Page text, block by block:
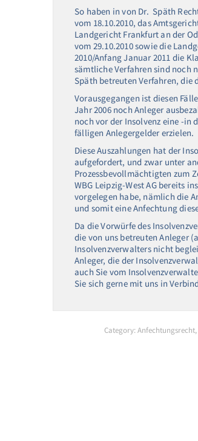
So haben in von Dr. Späth
vom 18.10.2010, das
Landgericht Frankfurt an der
vom 29.10.2010 sowie die
2010/Anfang Januar 2011 die
sämtliche Verfahren sind noch
Späth betreuten Verfahren, die
Vorausgegangen ist diesen
Jahr 2006 noch Anleger
noch vor der Insolvenz eine -in
fälligen Anlegergelder erzielen.
Diese Auszahlungen hat der
aufgefordert, und zwar unter
Prozessbevollmächtigten zum
WBG Leipzig-West AG bereits
vorgelegen habe, nämlich die
und somit eine Anfechtung
Da die Vorwürfe des
die von uns betreuten Anleger
Insolvenzverwalters nicht
Anleger, die der
auch Sie vom
Sie sich gerne mit uns in
Category:Anfechtungsrecht,